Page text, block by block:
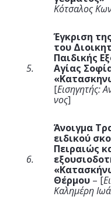
Κότσαλος
5.
Έγκριση
του
Παιδικής
Αγίας
[Εισηγητής:
νος]
6.
Άνοιγμα
ειδικού
Πειραιώς
Θέρμου – [
Καλημέρη